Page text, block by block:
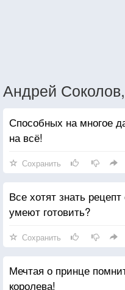
Андрей
Способных на многое
на всё!
Сохранить
Все хотят знать
умеют готовить?
Сохранить
Мечтая о принце
королева!